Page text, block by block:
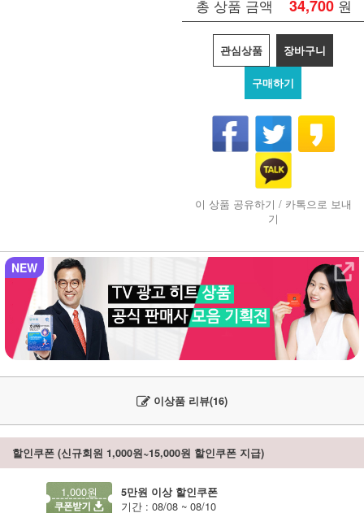
총 상품 금액 34,700 원
관심상품 장바구니
구매하기
이 상품 공유하기 / 카톡으로 보내
기
NEW
이상품 리뷰(16)
할인쿠폰 (신규회원 1,000원~15,000원 할인쿠폰 지급)
1,000원 5만원 이상 할인쿠폰
기간 : 08/08 ~ 08/10